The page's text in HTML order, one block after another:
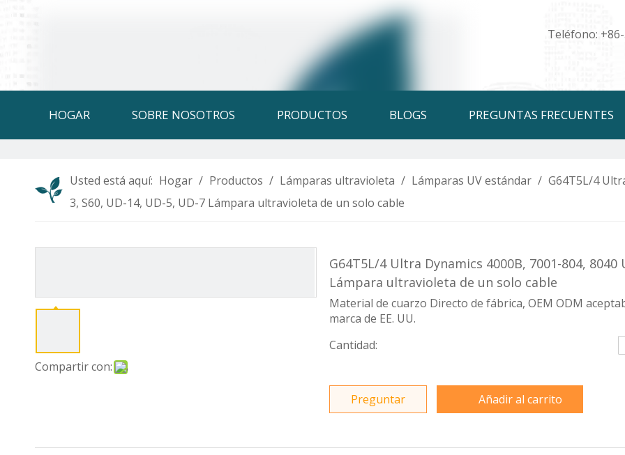
Teléfono:
HOGAR SOBRE NOSOTROS PRODUCTOS BLOGS PREGUNTAS FRECUENTES
Usted está aquí: Hogar / Productos / Lámparas ultravioleta / Lámparas UV estándar / G64T5L/4
3, S60, UD-14, UD-5, UD-7 Lámpara ultravioleta de un solo cable
Compartir con:
G64T5L/4 Ultra Dynamics 4000B, 7001-804, 8040
Lámpara ultravioleta de un solo cable
Material de cuarzo Directo de fábrica, OEM ODM
marca de EE. UU.
Cantidad:
Preguntar Añadir al carrito